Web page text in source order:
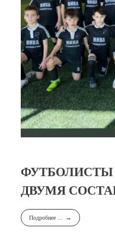
ФУТБОЛИСТЫ
ДВУМЯ
Подробнее ...